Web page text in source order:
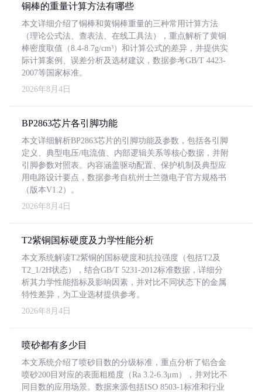
铜棒的重量计算方法有哪些
本文详细介绍了铜棒和黄铜棒重量的三种常用计算方法
（理论公式法、查表法、在线工具法），重点解析了黄铜
棒密度取值（8.4-8.7g/cm³）和计算公式的差异，并提供实
际计算案例、误差分析及选材建议，数据参考GB/T 4423-
2007等国家标准。
2026年8月4日
BP2863芯片各引脚功能
本文详细解析BP2863芯片的引脚功能及参数，包括各引脚
定义、典型电压/电流值、内部逻辑关系等核心数据，并附
引脚参数对照表。内容涵盖驱动配置、保护机制及典型应
用电路设计要点，数据参考自杭州士兰微电子官方规格书
（版本V1.2）。
2026年8月4日
T2紫铜国标硬度及力学性能分析
本文系统解读T2紫铜的国标硬度和抗拉强度（包括T2及
T2_1/2H状态），结合GB/T 5231-2012标准数据，详细分
析其力学性能指标及影响因素，并对比不同状态下的金属
特性差异，为工业选材提供参考。
2026年8月4日
喷砂都有多少目
本文系统介绍了喷砂目数的分级标准，重点分析了铝合金
喷砂200目对应的表面粗糙度（Ra 3.2-6.3μm），并对比不
同目数的应用场景。数据来源包括ISO 8503-1标准和行业